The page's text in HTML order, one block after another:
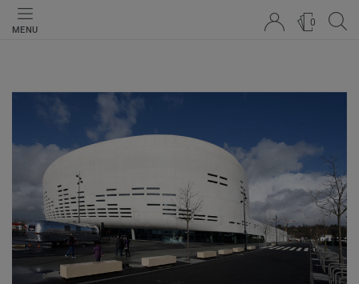
MENU
0